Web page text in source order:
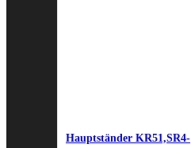
Hauptständer KR51,SR4-